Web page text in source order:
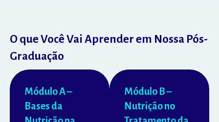
O que Você Vai Aprender em Nossa Pós-
Graduação
Módulo A –
Bases da
Módulo B –
Nutrição no